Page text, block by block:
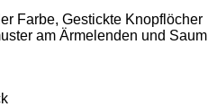
Farbe, Gestickte Knopflöcher
am Ärmelenden und Saum